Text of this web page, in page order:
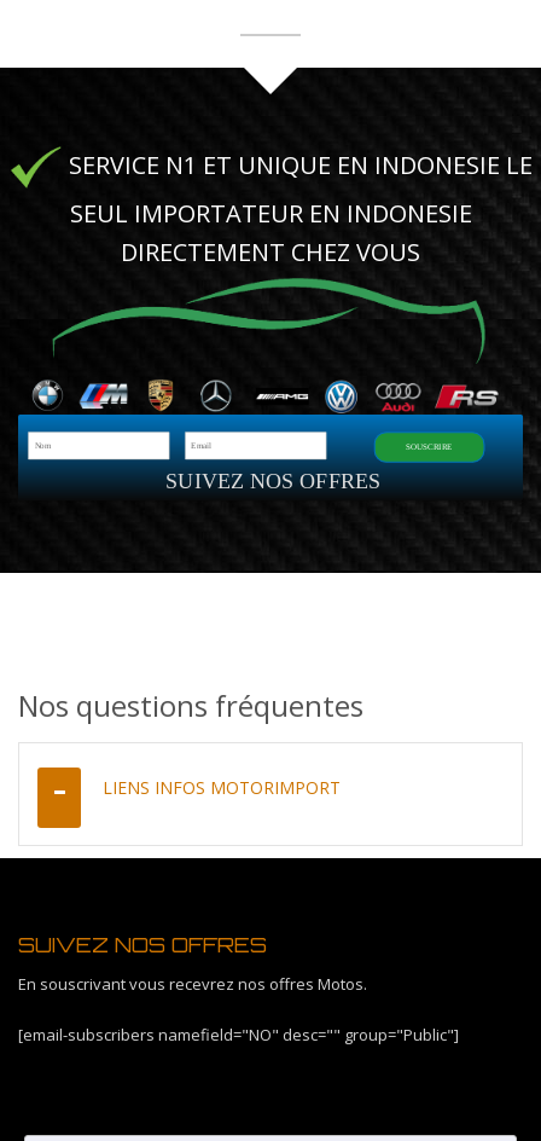
SERVICE N1 ET UNIQUE EN INDONESIE LE
SEUL IMPORTATEUR EN INDONESIE
DIRECTEMENT CHEZ VOUS
SUIVEZ NOS OFFRES
SOUSCRIRE
Nos questions fréquentes
LIENS INFOS MOTORIMPORT
SUIVEZ NOS OFFRES
En souscrivant vous recevrez nos offres Motos.
[email-subscribers namefield="NO" desc="" group="Public"]